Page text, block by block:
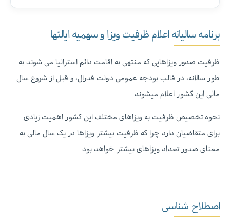
برنامه سالیانه اعلام ظرفیت ویزا و سهمیه ایالتها
ظرفیت صدور ویزاهایی که منتهی به اقامت دائم استرالیا می شوند به
طور سالانه، در قالب بودجه عمومی دولت فدرال، و قبل از شروع سال
مالی این کشور اعلام میشوند.
نحوه تخصیص ظرفیت به ویزاهای مختلف این کشور اهمیت زیادی
برای متقاضیان دارد چرا که ظرفیت بیشتر ویزاها در یک سال مالی به
معنای صدور تعداد ویزاهای بیشتر خواهد بود.
–
اصطلاح شناسی